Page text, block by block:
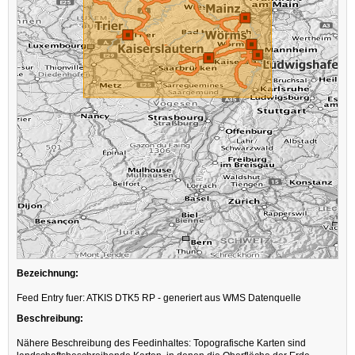
Bezeichnung:
Feed Entry fuer: ATKIS DTK5 RP - generiert aus WMS Datenquelle
Beschreibung:
Nähere Beschreibung des Feedinhaltes: Topografische Karten sind